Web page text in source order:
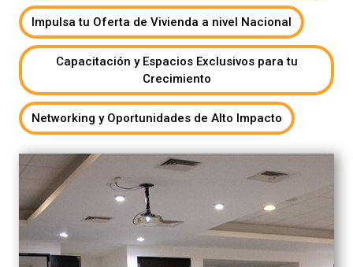
Impulsa tu Oferta de Vivienda a nivel Nacional
Capacitación y Espacios Exclusivos para tu
Crecimiento
Networking y Oportunidades de Alto Impacto